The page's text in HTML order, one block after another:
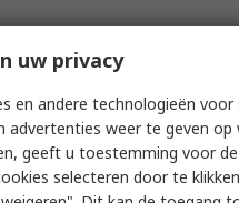
Op voorraad
Phoenix Contact
Module
RS-stocknr.803-7088
Fabrikantnummer2280310
uw privacy
en andere technologieën
advertenties weer te geven op
geeft u toestemming voor
selecteren door te